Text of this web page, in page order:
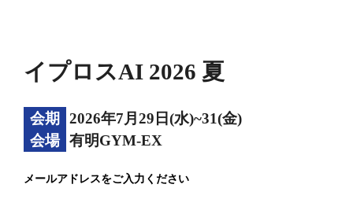
イプロスAI 2026 夏
会期
2026年7月29日(水)~31(金)
会場 有明GYM-EX
メールアドレスをご入力ください